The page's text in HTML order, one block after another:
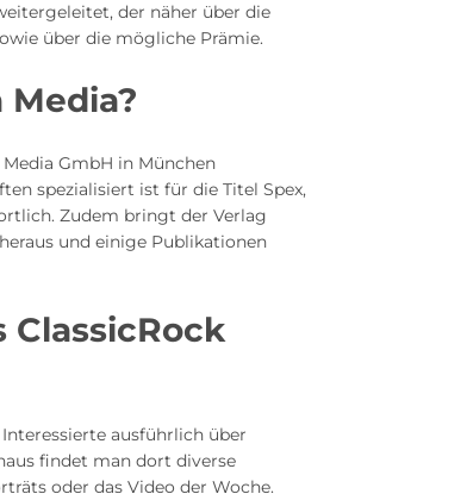
der näher über die
über die mögliche Prämie.
GmbH in München
spezialisiert ist für die Titel Spex,
Zudem bringt der Verlag
und einige Publikationen
ClassicRock
ausführlich über
findet man dort diverse
oder das Video der Woche.